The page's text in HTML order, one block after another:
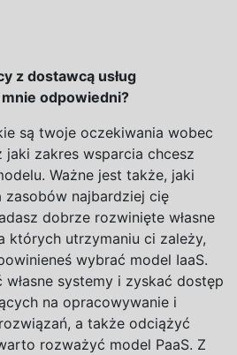
z dostawcą usług
odpowiedni?
są twoje oczekiwania wobec
zakres wsparcia chcesz
Ważne jest także, jaki
zasobów najbardziej cię
dobrze rozwinięte własne
których utrzymaniu ci zależy,
wybrać model IaaS.
własne systemy i zyskać dostęp
na opracowywanie i
a także odciążyć
rozważyć model PaaS. Z